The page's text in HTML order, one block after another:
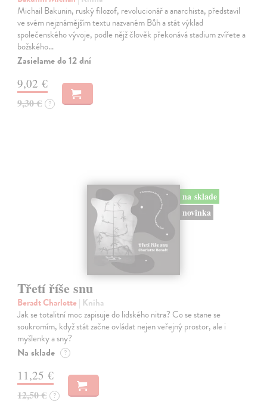
Michail Bakunin, ruský filozof, revolucionář a anarchista, představil
ve svém nejznámějším textu nazvaném Bůh a stát výklad
společenského vývoje, podle nějž člověk překonává stadium zvířete a
božského…
Zasielame do 12 dní
9,02 €
9,30 € ?
na sklade
novinka
Třetí říše snu
Beradt Charlotte | Kniha
Jak se totalitní moc zapisuje do lidského nitra? Co se stane se
soukromím, když stát začne ovládat nejen veřejný prostor, ale i
myšlenky a sny?
Na sklade ?
11,25 €
12,50 € ?